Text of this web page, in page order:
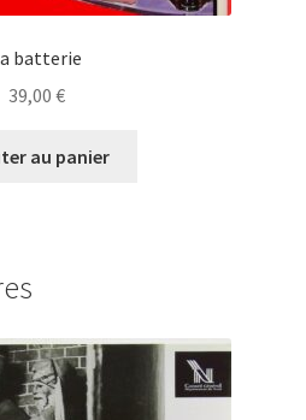
batterie
39,00 €
au panier